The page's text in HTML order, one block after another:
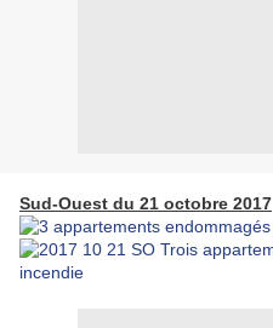
Sud-Ouest du 21 octobre 2017